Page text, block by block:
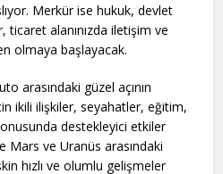
Merkür ise hukuk, devlet
ticaret alanınızda iletişim ve
olmaya başlayacak.
arasındaki güzel açının
ikili ilişkiler, seyahatler, eğitim,
destekleyici etkiler
Mars ve Uranüs arasındaki
hızlı ve olumlu gelişmeler